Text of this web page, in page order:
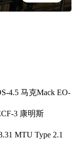
4.5 马克Mack EO-
3 康明斯
MTU Type 2.1